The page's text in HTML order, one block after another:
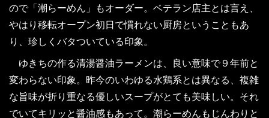
ので「潮らーめん」もオーダー。ベテラン店主とは言え、
やはり移転オープン初日で慣れない厨房ということもあ
り、珍しくバタついている印象。
ゆきちの作る清湯醤油ラーメンは、良い意味で９年前と
変わらない印象。昨今のいわゆる水鶏系とは異なる、複雑
な旨味が折り重なる優しいスープがとても美味しい。それ
でいてキリッと醤油感もあって。潮らーめんもじんわりと